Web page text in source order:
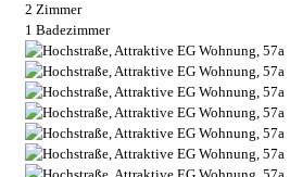
2 Zimmer
1 Badezimmer